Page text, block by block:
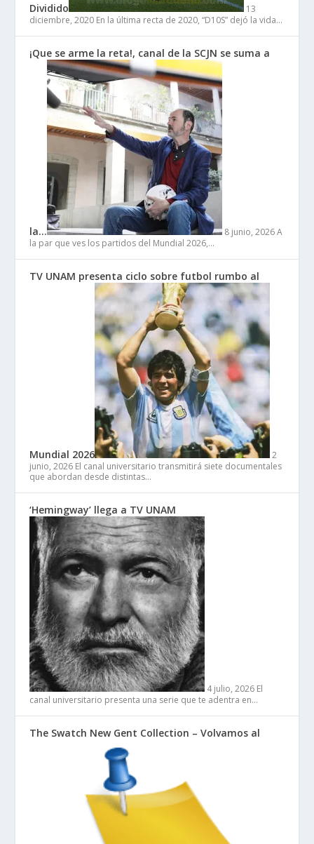
Dividido
13
diciembre, 2020 En la última recta de 2020, “D10S” dejó la vida…
¡Que se arme la reta!, canal de la SCJN se suma a
la… 8 junio, 2026 A
la par que ves los partidos del Mundial 2026,…
TV UNAM presenta ciclo sobre futbol rumbo al
Mundial 2026
2
junio, 2026 El canal universitario transmitirá siete documentales
que abordan desde distintas…
‘Hemingway’ llega a TV UNAM
4 julio, 2026 El
canal universitario presenta una serie que te adentra en…
The Swatch New Gent Collection – Volvamos al